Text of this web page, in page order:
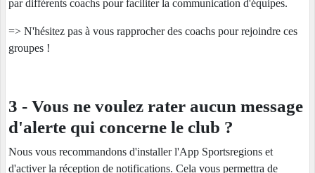
par différents coachs pour faciliter la communication d'équipes.
=> N'hésitez pas à vous rapprocher des coachs pour rejoindre ces
groupes !
3 - Vous ne voulez rater aucun message
d'alerte qui concerne le club ?
Nous vous recommandons d'installer l'App Sportsregions et
d'activer la réception de notifications. Cela vous permettra de